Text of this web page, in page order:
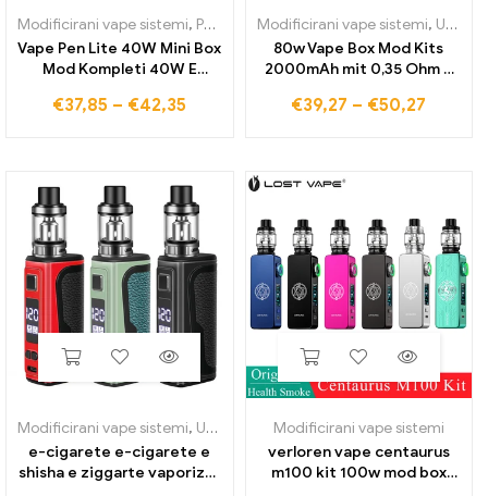
Modificirani vape sistemi, Podsistem ,Uparjalniki in tuljave
Vape Pen Lite 40W Mini Box
Mod Kompleti 40W E
Hookah Shisha Kit
€37,85 – €42,35
Modificirani vape sistemi, Uparjalniki in tuljave
80w Vape Box Mod Kits
2000mAh mit 0,35 Ohm 2
Nastavljiv Vapor izer Vape E
€39,27 – €50,27
Modificirani vape sistemi, Uparjalniki in tuljave
e-cigarete e-cigarete e
shisha e ziggarte vaporizer
Modificirani vape sistemi
verloren vape centaurus
m100 kit 100w mod box